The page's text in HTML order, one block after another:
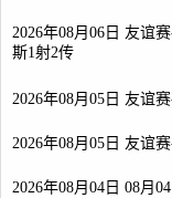
2026年08月06日 友谊
斯1射2传
2026年08月05日 友谊
2026年08月05日 友谊
2026年08月04日 08月